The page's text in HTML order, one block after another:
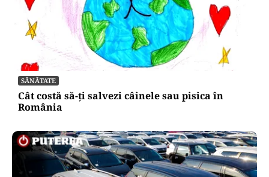
SĂNĂTATE
Cât costă să-ți salvezi câinele sau pisica în
România